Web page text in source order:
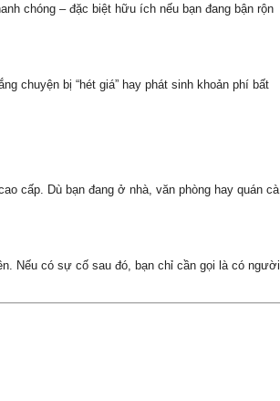
chóng – đặc biệt hữu ích nếu bạn đang bận rộn
chuyện bị “hét giá” hay phát sinh khoản phí bất
cấp. Dù bạn đang ở nhà, văn phòng hay quán cà
Nếu có sự cố sau đó, bạn chỉ cần gọi là có người